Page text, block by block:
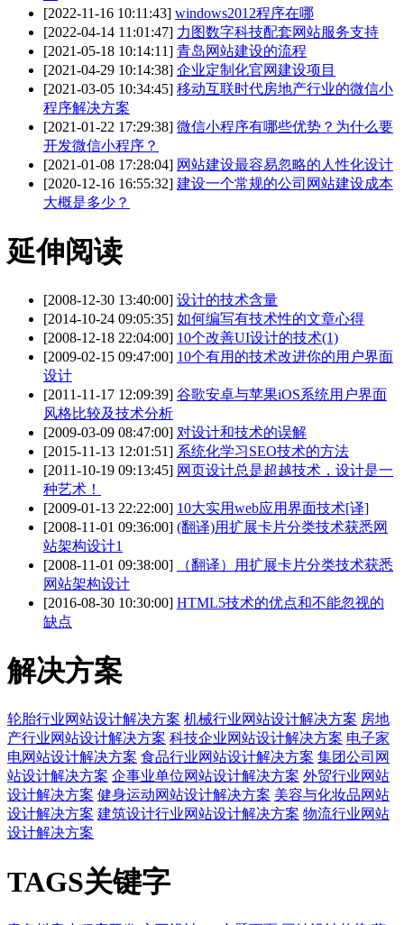
[2022-11-16 10:11:43] windows2012程序在哪
[2022-04-14 11:01:47] 力图数字科技配套网站服务支持
[2021-05-18 10:14:11] 青岛网站建设的流程
[2021-04-29 10:14:38] 企业定制化官网建设项目
[2021-03-05 10:34:45] 移动互联时代房地产行业的微信小
程序解决方案
[2021-01-22 17:29:38] 微信小程序有哪些优势？为什么要
开发微信小程序？
[2021-01-08 17:28:04] 网站建设最容易忽略的人性化设计
[2020-12-16 16:55:32] 建设一个常规的公司网站建设成本
大概是多少？
延伸阅读
[2008-12-30 13:40:00] 设计的技术含量
[2014-10-24 09:05:35] 如何编写有技术性的文章心得
[2008-12-18 22:04:00] 10个改善UI设计的技术(1)
[2009-02-15 09:47:00] 10个有用的技术改进你的用户界面
设计
[2011-11-17 12:09:39] 谷歌安卓与苹果iOS系统用户界面
风格比较及技术分析
[2009-03-09 08:47:00] 对设计和技术的误解
[2015-11-13 12:01:51] 系统化学习SEO技术的方法
[2011-10-19 09:13:45] 网页设计总是超越技术，设计是一
种艺术！
[2009-01-13 22:22:00] 10大实用web应用界面技术[译]
[2008-11-01 09:36:00] (翻译)用扩展卡片分类技术获悉网
站架构设计1
[2008-11-01 09:38:00]
（翻译）用扩展卡片分类技术获悉
网站架构设计
[2016-08-30 10:30:00] HTML5技术的优点和不能忽视的
缺点
解决方案
轮胎行业网站设计解决方案 机械行业网站设计解决方案 房地
产行业网站设计解决方案 科技企业网站设计解决方案 电子家
电网站设计解决方案 食品行业网站设计解决方案 集团公司网
站设计解决方案 企事业单位网站设计解决方案 外贸行业网站
设计解决方案 健身运动网站设计解决方案 美容与化妆品网站
设计解决方案 建筑设计行业网站设计解决方案 物流行业网站
设计解决方案
TAGS关键字